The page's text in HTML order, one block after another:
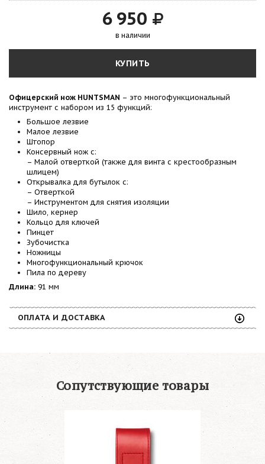
6 950
в наличии
КУПИТЬ
Офицерский нож HUNTSMAN – это многофункциональный
инструмент с набором из 15 функций:
Большое лезвие
Малое лезвие
Штопор
Консервный нож с:
– Малой отверткой (также для винта с крестообразным
шлицем)
Открывалка для бутылок с:
– Отверткой
– Инструментом для снятия изоляции
Шило, кернер
Кольцо для ключей
Пинцет
Зубочистка
Ножницы
Многофункциональный крючок
Пила по дереву
Длина: 91 мм
ОПЛАТА И ДОСТАВКА
Сопутствующие товары